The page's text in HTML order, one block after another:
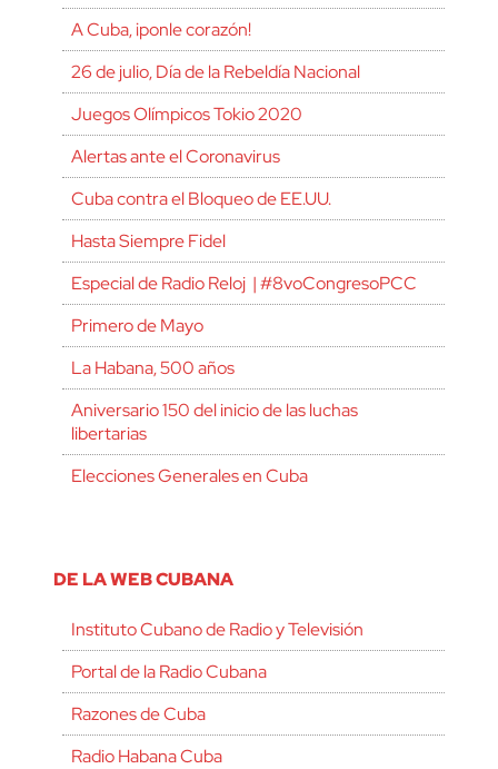
A Cuba, ¡ponle corazón!
26 de julio, Día de la Rebeldía Nacional
Juegos Olímpicos Tokio 2020
Alertas ante el Coronavirus
Cuba contra el Bloqueo de EE.UU.
Hasta Siempre Fidel
Especial de Radio Reloj | #8voCongresoPCC
Primero de Mayo
La Habana, 500 años
Aniversario 150 del inicio de las luchas
libertarias
Elecciones Generales en Cuba
DE LA WEB CUBANA
Instituto Cubano de Radio y Televisión
Portal de la Radio Cubana
Razones de Cuba
Radio Habana Cuba